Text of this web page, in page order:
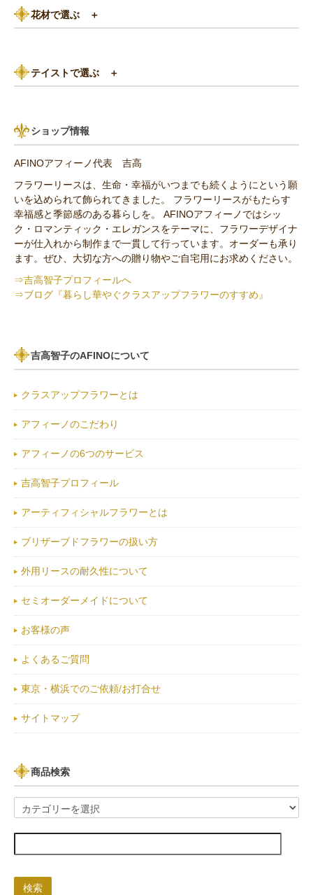
赤（レッド）系
グリーン（緑色）系
3,000円～5,000円
8,000円～10,000円
花材で選ぶ ＋
あじさい
ひまわり
その他の花材
セミオーダー作品
テイストで選ぶ ＋
アンティーク
ショップ情報
AFINOアフィーノ代表 吉高
フラワーリースは、生命・幸福がいつまでも続くようにという願
いを込められて飾られてきました。 フラワーリースがもたらす
幸福感と季節感のある暮らしを。 AFINOアフィーノではシッ
ク・ロマンティック・エレガンスをテーマに、フラワーデザイナ
ーが仕入れから制作まで一貫して行っています。オーダーも承り
ます。ぜひ、大切な方への贈り物やご自宅用にお求めください。
⇒吉高智子プロフィールへ
⇒ブログ『暮らし華やぐクラスアップフラワーのすすめ』
吉高智子のAFINOについて
クラスアップフラワーとは
アフィーノのこだわり
アフィーノの6つのサービス
吉高智子プロフィール
アーティフィシャルフラワーとは
ブリザーブドフラワーの扱い方
外用リースの耐久性について
セミオーダーメイドについて
お客様の声
よくあるご質問
東京・横浜でのご依頼/お打合せ
サイトマップ
商品検索
検索